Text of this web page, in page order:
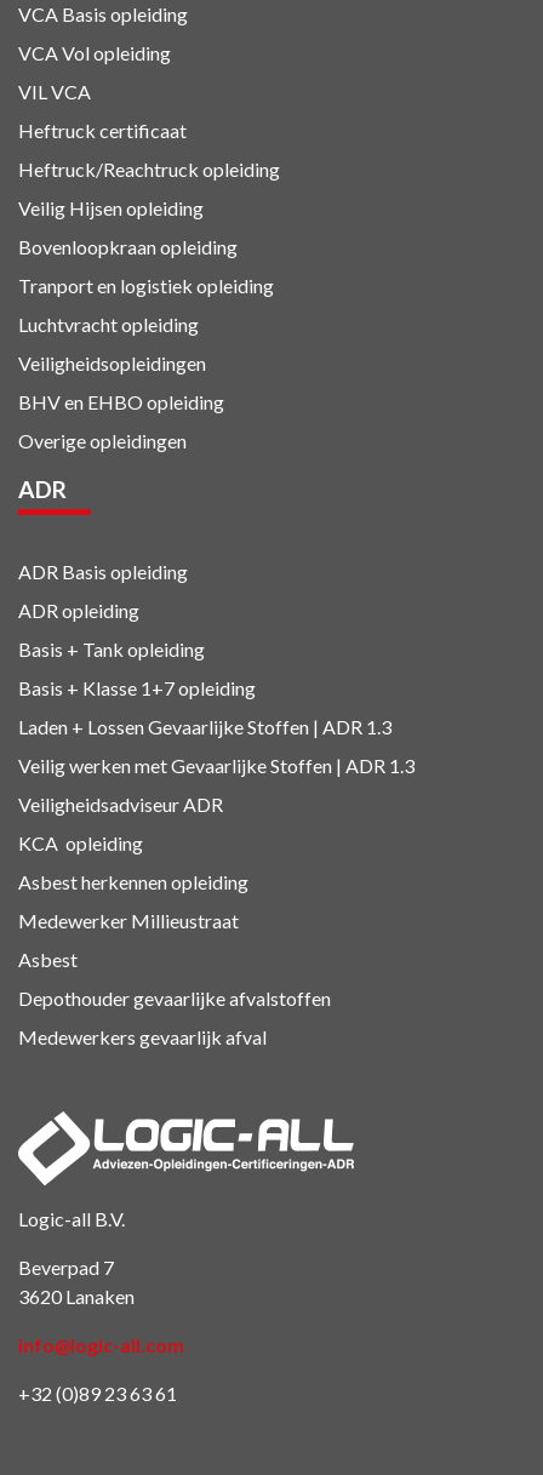
Logic-all B.V.
Beverpad 7
3620 Lanaken
info@logic-all.com
+32 (0)89 23 63 61
VCA Basis opleiding
VCA Vol opleiding
VIL VCA
Heftruck certificaat
Heftruck/Reachtruck opleiding
Veilig Hijsen opleiding
Bovenloopkraan opleiding
Tranport en logistiek opleiding
Luchtvrachtopleiding
Veiligheidsopleidingen
BHV en EHBO opleiding
Overige opleidingen
ADR
ADR Basis opleiding
ADR opleiding
Basis + Tank opleiding
Basis + Klasse 1+7opleiding
Laden + Lossen Gevaarlijke Stoffen | ADR 1.3
Veilig werken met Gevaarlijke Stoffen | ADR 1.3
Veiligheidsadviseur ADR
KCA opleiding
Asbest herkennenopleiding
Medewerker Millieustraat
Asbest
Depothouder gevaarlijke afvalstoffen
Medewerkers gevaarlijk afval